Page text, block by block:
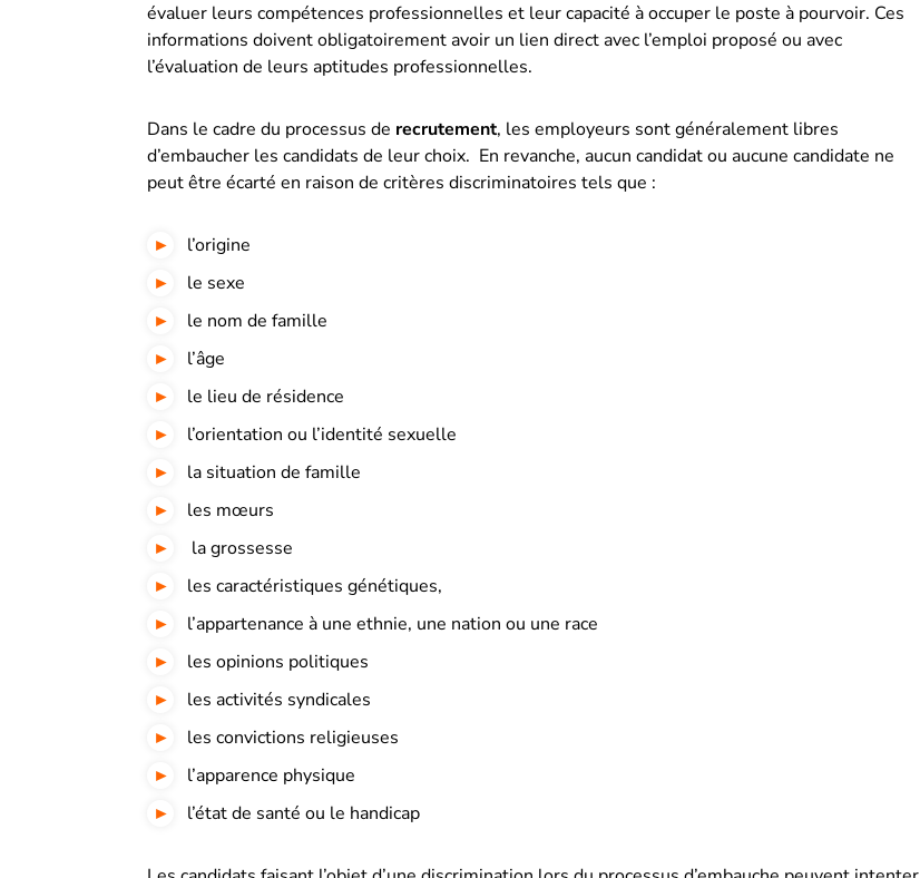
évaluer leurs compétences professionnelles et leur capacité à occuper le poste à pourvoir. Ces
informations doivent obligatoirement avoir un lien direct avec l’emploi proposé ou avec
l’évaluation de leurs aptitudes professionnelles.
Dans le cadre du processus de recrutement, les employeurs sont généralement libres
d’embaucher les candidats de leur choix. En revanche, aucun candidat ou aucune candidate ne
peut être écarté en raison de critères discriminatoires tels que :
l’origine
le sexe
le nom de famille
l’âge
le lieu de résidence
l’orientation ou l’identité sexuelle
la situation de famille
les mœurs
la grossesse
les caractéristiques génétiques,
l’appartenance à une ethnie, une nation ou une race
les opinions politiques
les activités syndicales
les convictions religieuses
l’apparence physique
l’état de santé ou le handicap